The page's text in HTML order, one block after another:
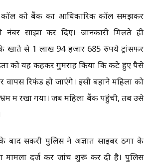
कॉल को बैंक का आधिकारिक कॉल समझकर
नंबर साझा कर दिए। जानकारी मिलते ही
खाते से 1 लाख 94 हजार 685 रुपये ट्रांसफर
को यह कहकर गुमराह किया कि कटे हुए पैसे
रिफंड हो जाएंगे। इसी बहाने महिला को
में रखा गया। जब महिला बैंक पहुंची, तब उसे
बाद सकरी पुलिस ने अज्ञात साइबर ठगों के
मामला दर्ज कर जांच शुरू कर दी है। पुलिस